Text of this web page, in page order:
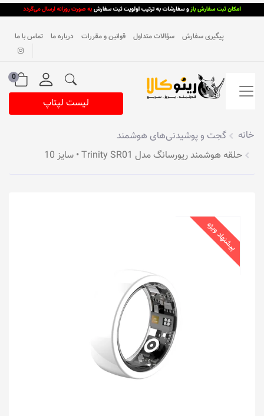
پیگیری سفارش سؤالات متداول قوانین و مقررات درباره ما تماس با ما
0
لیست لپتاپ
خانه
گجت و پوشیدنی‌های هوشمند
حلقه هوشمند ریورسانگ مدل Trinity SR01 • سایز 10
پیشنهاد ویژه